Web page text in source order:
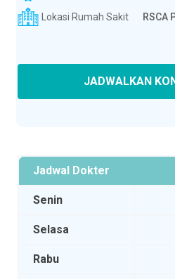
Lokasi Rumah Sakit RSCA
JADWALKAN
Jadwal Dokter
Senin
Selasa
Rabu